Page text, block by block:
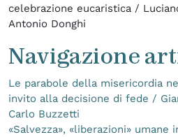
celebrazione eucaristica /
Antonio Donghi
Navigazione
Le parabole della misericordia
invito alla decisione di fede /
Carlo Buzzetti
«Salvezza», «liberazioni» umane